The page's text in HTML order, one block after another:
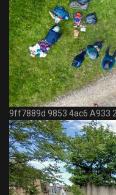
9ff7889d 9853 4ac6 A933